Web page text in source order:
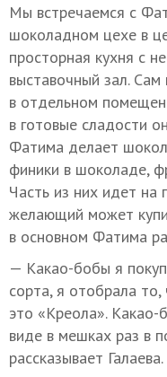
Мы встречаемся с
шоколадном цехе в
просторная кухня с
выставочный зал.
в отдельном
в готовые сладости
Фатима делает
финики в шоколаде,
Часть из них идет на
желающий может
в основном Фатима
— Какао-бобы я
сорта, я отобрала
это «Креола».
виде в мешках раз в
рассказывает Галаева.